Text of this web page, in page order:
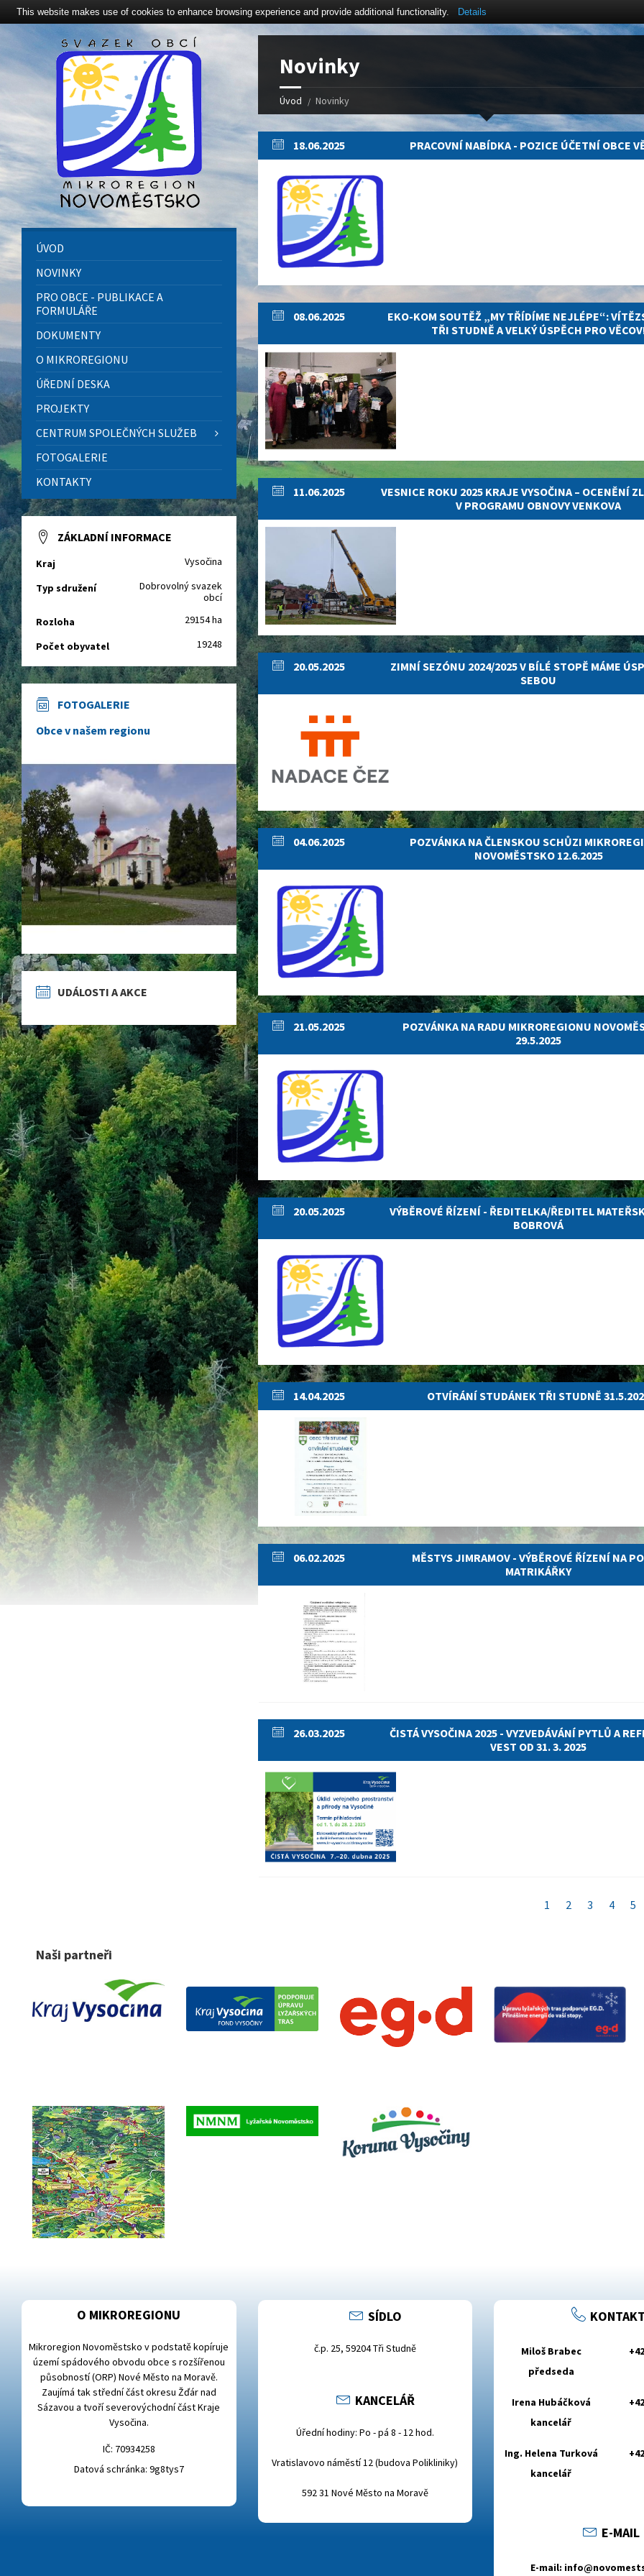
Click here to revoke the Cookie consent
Novinky
Úvod Novinky
18.06.2025 PRACOVNÍ NABÍDKA - POZICE ÚČETNÍ OBCE
08.06.2025
EKO-KOM SOUTĚŽ „MY TŘÍDÍME NEJLÉPE“:
TŘI STUDNĚ A VELKÝ ÚSPĚCH PRO
11.06.2025
VESNICE ROKU 2025 KRAJE VYSOČINA – OCENĚNÍ
V PROGRAMU OBNOVY VENKOVA
20.05.2025
ZIMNÍ SEZÓNU 2024/2025 V BÍLÉ STOPĚ MÁME
SEBOU
04.06.2025
POZVÁNKA NA ČLENSKOU SCHŮZI
NOVOMĚSTSKO 12.6.2025
21.05.2025
POZVÁNKA NA RADU MIKROREGIONU
29.5.2025
20.05.2025
VÝBĚROVÉ ŘÍZENÍ - ŘEDITELKA/ŘEDITEL
BOBROVÁ
14.04.2025 OTVÍRÁNÍ STUDÁNEK TŘI STUDNĚ
06.02.2025
MĚSTYS JIMRAMOV - VÝBĚROVÉ ŘÍZENÍ NA
MATRIKÁŘKY
26.03.2025
ČISTÁ VYSOČINA 2025 - VYZVEDÁVÁNÍ PYTLŮ A
VEST OD 31. 3. 2025
1 2 3 4 5
ÚVOD
NOVINKY
PRO OBCE - PUBLIKACE A
FORMULÁŘE
DOKUMENTY
O MIKROREGIONU
ÚŘEDNÍ DESKA
PROJEKTY
CENTRUM SPOLEČNÝCH SLUŽEB
FOTOGALERIE
KONTAKTY
ZÁKLADNÍ INFORMACE
Kraj Vysočina
Typ sdružení
Dobrovolný svazek
obcí
Rozloha
29154 ha
Počet obyvatel 19248
FOTOGALERIE
Obce v našem regionu
UDÁLOSTI A AKCE
Naši partneři
O MIKROREGIONU
Mikroregion Novoměstsko v podstatě kopíruje
území spádového obvodu obce s rozšířenou
působností (ORP) Nové Město na Moravě.
Zaujímá tak střední část okresu Žďár nad
Sázavou a tvoří severovýchodní část Kraje
Vysočina.
IČ: 70934258
Datová schránka: 9g8tys7
SÍDLO
č.p. 25, 59204 Tři Studně
KANCELÁŘ
Úřední hodiny: Po - pá 8 - 12 hod.
Vratislavovo náměstí 12 (budova Polikliniky)
592 31 Nové Město na Moravě
Miloš Brabec
předseda
Irena Hubáčková
kancelář
Ing. Helena Turková
kancelář
E-MAIL
E-mail:
This website makes use of cookies to enhance browsing experience and provide additional functionality. Details